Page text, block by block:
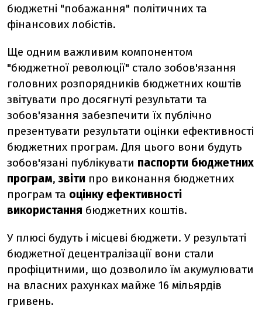
бюджетні "побажання" політичних та
фінансових лобістів.
Ще одним важливим компонентом
"бюджетної революції" стало зобов'язання
головних розпорядників бюджетних коштів
звітувати про досягнуті результати та
зобов'язання забезпечити їх публічно
презентувати результати оцінки ефективності
бюджетних програм. Для цього вони будуть
зобов'язані публікувати паспорти бюджетних
програм, звіти про виконання бюджетних
програм та оцінку ефективності
використання бюджетних коштів.
У плюсі будуть і місцеві бюджети. У результаті
бюджетної децентралізації вони стали
профіцитними, що дозволило їм акумулювати
на власних рахунках майже 16 мільярдів
гривень.